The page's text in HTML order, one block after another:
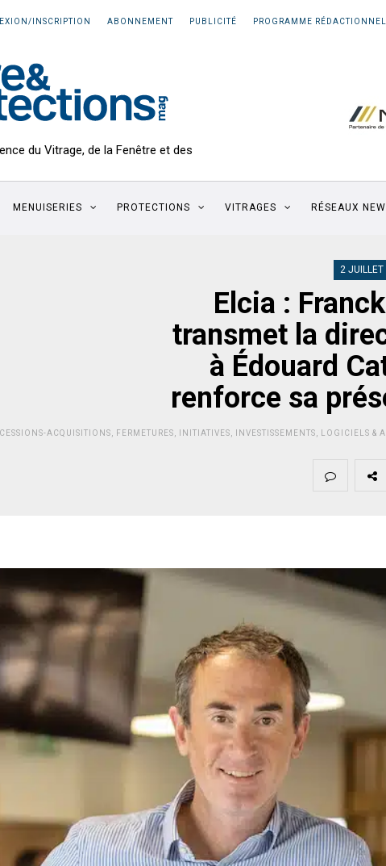
INSCRIPTION ABONNEMENT PUBLICITÉ PROGRAMME RÉDACTIONNEL
du Vitrage, de la Fenêtre et des
MENUISERIES PROTECTIONS VITRAGES RÉSEAUX
2
Elcia :
transmet la
à Édouard
renforce sa
CESSIONS-ACQUISITIONS FERMETURES INITIATIVES INVESTISSEMENTS LOGICIELS &